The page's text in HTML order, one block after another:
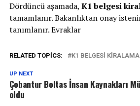
Dördüncü aşamada, K1 belgesi
tamamlanır. Bakanlıktan onay
tanımlanır. Evraklar
RELATED TOPICS: K1 BELGESI KIRALAMA
UP NEXT
Çobantur Boltas İnsan Kaynakları
oldu